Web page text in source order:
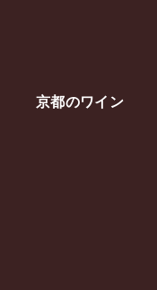
京都のワイン